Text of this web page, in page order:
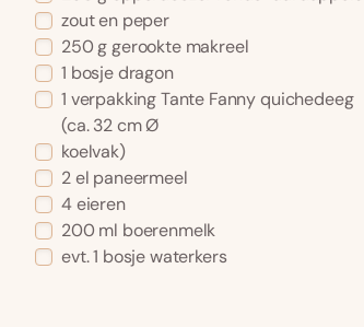
zout en peper
250 g gerookte makreel
1 bosje dragon
1 verpakking Tante Fanny quichedeeg
(ca. 32 cm Ø
koelvak)
2 el paneermeel
4 eieren
200 ml boerenmelk
evt. 1 bosje waterkers